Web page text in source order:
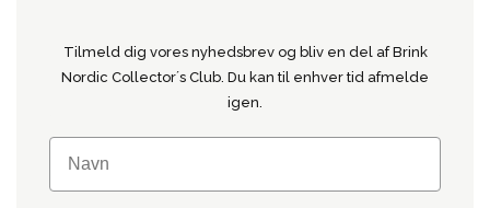
Tilmeld dig vores nyhedsbrev og bliv en del af Brink
Nordic Collector´s Club. Du kan til enhver tid afmelde
igen.